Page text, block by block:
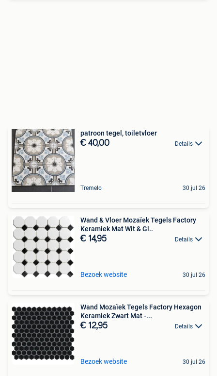
patroon tegel, toiletvloer
€ 40,00 Details
Tremelo 30 jul 26
Wand & Vloer Mozaïek Tegels Factory
Keramiek Mat Wit & Gl..
€ 14,95 Details
Bezoek website 30 jul 26
Wand Mozaïek Tegels Factory Hexagon
Keramiek Zwart Mat -...
€ 12,95 Details
Bezoek website 30 jul 26